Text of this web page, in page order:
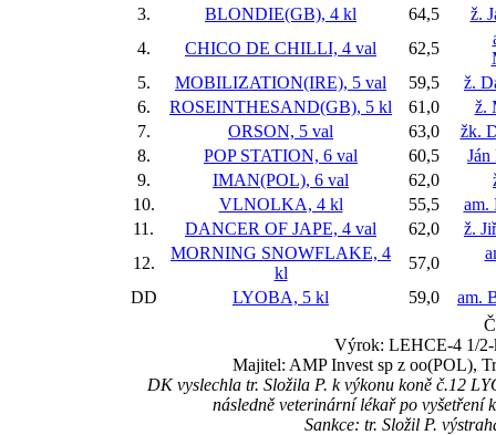
3.
BLONDIE(GB), 4 kl 64,5
ž.
4.
CHICO DE CHILLI, 4 val 62,5
5.
MOBILIZATION(IRE), 5 val 59,5
ž.
6.
ROSEINTHESAND(GB), 5 kl 61,0
ž.
7.
ORSON, 5 val 63,0
žk.
8.
POP STATION, 6 val 60,5
9.
IMAN(POL), 6 val 62,0
10.
VLNOLKA, 4 kl 55,5
am.
11.
DANCER OF JAPE, 4 val 62,0
ž.
12.
MORNING SNOWFLAKE, 4
kl
57,0
DD LYOBA, 5 kl 59,0
am.
Výrok: LEHCE-4 1/2-
Majitel: AMP Invest sp z oo(POL),
DK vyslechla tr. Složila P. k výkonu koně č.12
následně veterinární lékař po vyšetření
Sankce: tr. Složil P.